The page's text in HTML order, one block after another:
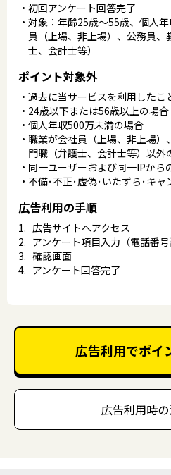
初回アンケート回答完了
対象：年齢25歳～55歳、個人
員（上場、非上場）、公務員
士、会計士等）
ポイント対象外
過去に当サービスを利用したこ
24歳以下または56歳以上の場合
個人年収500万未満の場合
職業が会社員（上場、非上場
門職（弁護士、会計士等）以外
同一ユーザーおよび同一IPから
不備･不正･虚偽･いたずら･キャ
広告利用の手順
広告サイトへアクセス
アンケート項目入力（電話番号
確認画面
アンケート回答完了
広告利用でポイ
広告利用時